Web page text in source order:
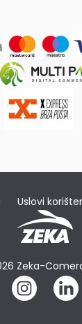
Uslovi
Zeka-